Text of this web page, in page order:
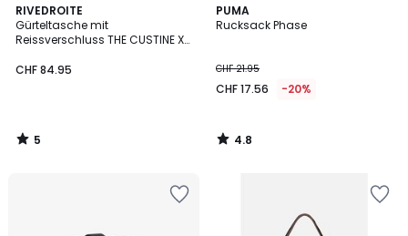
RIVEDROITE
Gürteltasche mit
Reissverschluss THE CUSTINE XL
CHF 84.95
5
/
5
5
/
PUMA
Rucksack Phase
CHF 21.95
CHF 17.56 -20%
4.8
/ 5
4.8
/